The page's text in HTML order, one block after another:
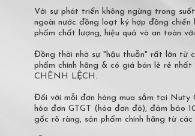
Với sự phát triển không ngừng trong
ngoài nước đồng loạt ký hợp đồng chiến
phẩm chất lượng, hiệu quả và an toàn
Đồng thời nhờ sự "hậu thuẫn" rất lớn từ
phẩm chính hãng & có giá bán lẻ rẻ
CHÊNH LỆCH.
Đối với mỗi đơn hàng mua sắm tại Nuty
hóa đơn GTGT (hóa đơn đỏ), đảm bảo
gốc rõ ràng, sản phẩm chính hãng từ các